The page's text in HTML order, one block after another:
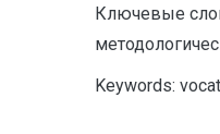
Ключевые
Keywords: